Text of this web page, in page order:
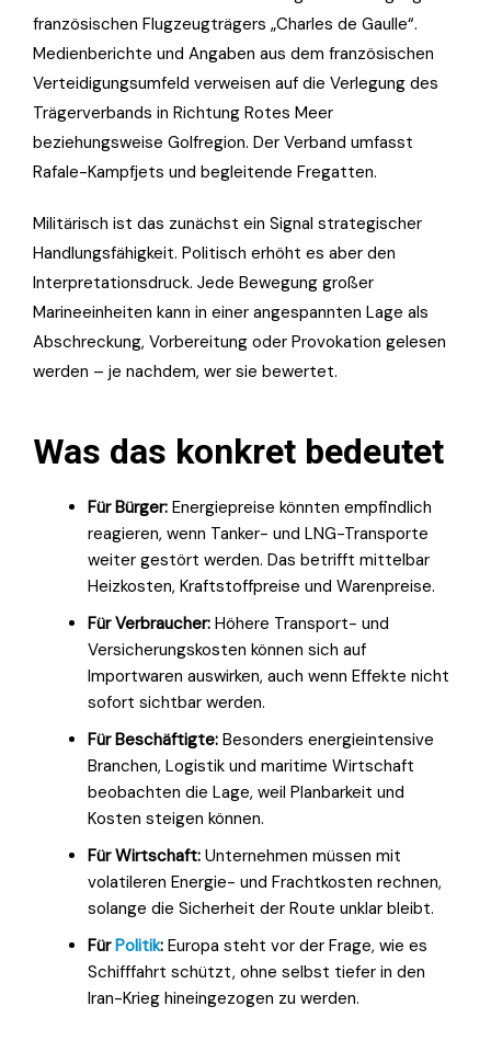
französischen Flugzeugträgers „Charles de Gaulle“.
Medienberichte und Angaben aus dem französischen
Verteidigungsumfeld verweisen auf die Verlegung des
Trägerverbands in Richtung Rotes Meer
beziehungsweise Golfregion. Der Verband umfasst
Rafale-Kampfjets und begleitende Fregatten.
Militärisch ist das zunächst ein Signal strategischer
Handlungsfähigkeit. Politisch erhöht es aber den
Interpretationsdruck. Jede Bewegung großer
Marineeinheiten kann in einer angespannten Lage als
Abschreckung, Vorbereitung oder Provokation gelesen
werden – je nachdem, wer sie bewertet.
Was das konkret bedeutet
Für Bürger: Energiepreise könnten empfindlich
reagieren, wenn Tanker- und LNG-Transporte
weiter gestört werden. Das betrifft mittelbar
Heizkosten, Kraftstoffpreise und Warenpreise.
Für Verbraucher: Höhere Transport- und
Versicherungskosten können sich auf
Importwaren auswirken, auch wenn Effekte nicht
sofort sichtbar werden.
Für Beschäftigte: Besonders energieintensive
Branchen, Logistik und maritime Wirtschaft
beobachten die Lage, weil Planbarkeit und
Kosten steigen können.
Für Wirtschaft: Unternehmen müssen mit
volatileren Energie- und Frachtkosten rechnen,
solange die Sicherheit der Route unklar bleibt.
FürPolitik: Europa steht vor der Frage, wie es
Schifffahrt schützt, ohne selbst tiefer in den
Iran-Krieg hineingezogen zu werden.